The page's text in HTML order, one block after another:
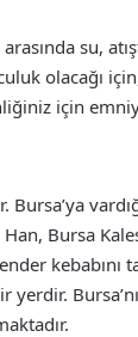
su,
olacağı
için
Bursa